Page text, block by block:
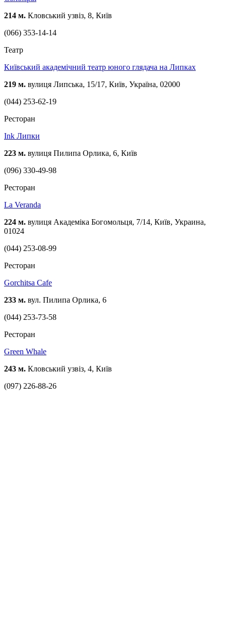
214 м. Кловський узвіз, 8, Київ
(066) 353-14-14
Театр
Київський академічний театр юного глядача на Липках
219 м. вулиця Липська, 15/17, Київ, Україна, 02000
(044) 253-62-19
Ресторан
Ink Липки
223 м. вулиця Пилипа Орлика, 6, Київ
(096) 330-49-98
Ресторан
La Veranda
224 м. вулиця Академіка Богомольця, 7/14, Київ, Украина,
01024
(044) 253-08-99
Ресторан
Gorchitsa Cafe
233 м. вул. Пилипа Орлика, 6
(044) 253-73-58
Ресторан
Green Whale
243 м. Кловський узвіз, 4, Київ
(097) 226-88-26